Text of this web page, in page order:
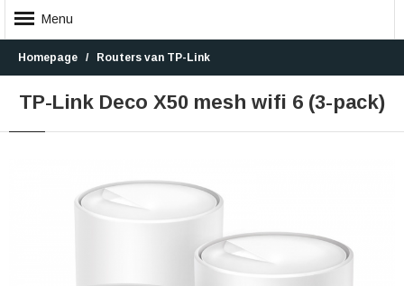
Menu
Homepage Routers van TP-Link
TP-Link Deco X50 mesh wifi 6 (3-pack)